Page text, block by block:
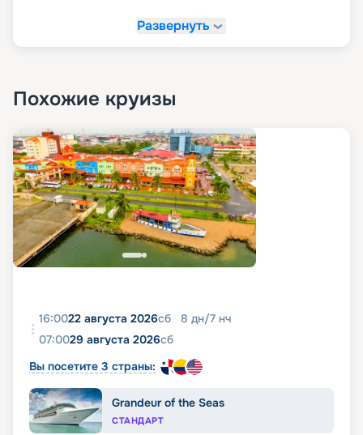
возможностью для создания незабываемого
Развернуть
Похожие круизы
16:0022 августа 2026сб 8 дн/7 нч
07:0029 августа 2026сб
Вы посетите 3 страны:
Grandeur of the Seas
СТАНДАРТ